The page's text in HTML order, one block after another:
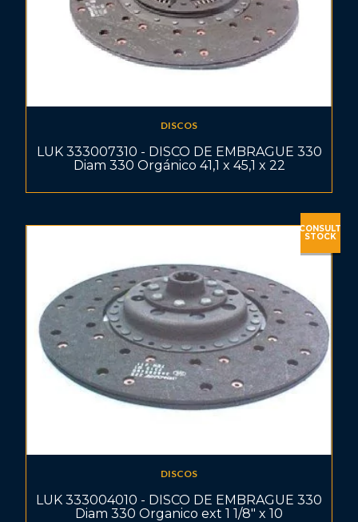
DISCOS
LUK 333007310 - DISCO DE EMBRAGUE 330
Diam 330 Orgánico 41,1 x 45,1 x 22
CONSULT
STOCK
DISCOS
LUK 333004010 - DISCO DE EMBRAGUE 330
Diam 330 Organico ext 1 1/8" x 10